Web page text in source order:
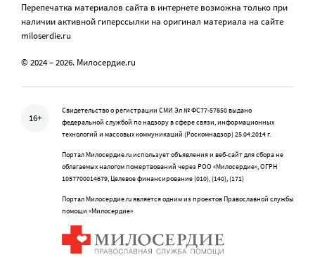
Перепечатка материалов сайта в интернете возможна только при
наличии активной гиперссылки на оригинал материала на сайте
miloserdie.ru
© 2024 – 2026. Милосердие.ru
16+
Свидетельство о регистрации СМИ Эл № ФС77-57850 выдано
федеральной службой по надзору в сфере связи, информационных
технологий и массовых коммуникаций (Роскомнадзор) 25.04.2014 г.
Портал Милосердие.ru использует объявления и веб-сайт для сбора не
облагаемых налогом пожертвований через РОО «Милосердие», ОГРН
1057700014679, Целевое финансирование (010), (140), (171)
Портал Милосердие.ru является одним из проектов Православной службы
помощи «Милосердие»